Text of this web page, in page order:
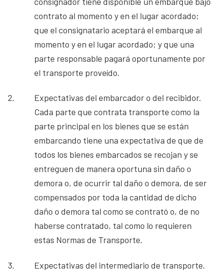
contrato al momento y en el lugar acordado;
que el consignatario aceptará el embarque al
momento y en el lugar acordado; y que una
parte responsable pagará oportunamente por
el transporte proveído.
2.
Expectativas del embarcador o del recibidor.
Cada parte que contrata transporte como la
parte principal en los bienes que se están
embarcando tiene una expectativa de que de
todos los bienes embarcados se recojan y se
entreguen de manera oportuna sin daño o
demora o, de ocurrir tal daño o demora, de ser
compensados por toda la cantidad de dicho
daño o demora tal como se contrató o, de no
haberse contratado, tal como lo requieren
estas Normas de Transporte.
3.
Expectativas del intermediario de transporte.